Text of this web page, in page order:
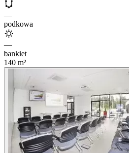
—
podkowa
—
bankiet
140 m²